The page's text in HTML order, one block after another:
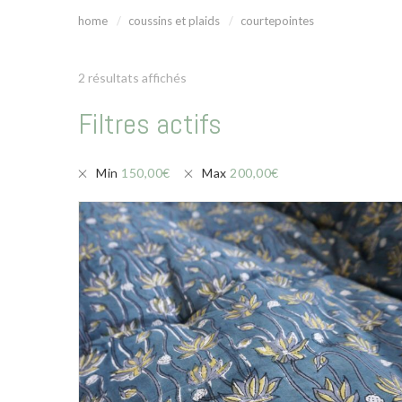
home coussins et plaids courtepointes
2 résultats affichés
Filtres actifs
Min 150,00€ Max 200,00€